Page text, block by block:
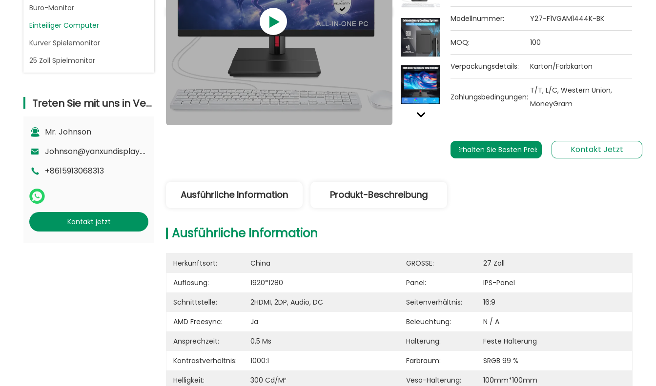
Büro-Monitor
Einteiliger Computer
Kurver Spielemonitor
25 Zoll Spielmonitor
Treten Sie mit uns in Verbindung
Mr. Johnson
Johnson@yanxundisplay.com
+8615913068313
Kontakt jetzt
Modellnummer: Y27-F1VGAM1444K-BK
MOQ: 100
Verpackungsdetails: Karton/Farbkarton
Zahlungsbedingungen:
T/T, L/C, Western Union,
MoneyGram
Erhalten Sie Besten Preis Kontakt Jetzt
Ausführliche Information Produkt-Beschreibung
Ausführliche Information
Herkunftsort: China GRÖSSE:
27 Zoll
Auflösung:
1920*1280 Panel:
IPS-Panel
Schnittstelle:
2HDMI, 2DP, Audio, DC Seitenverhältnis:
16:9
AMD Freesync:
Ja Beleuchtung:
N / A
Ansprechzeit:
0,5 Ms Halterung:
Feste Halterung
Kontrastverhältnis:
1000:1 Farbraum:
SRGB 99 %
Helligkeit:
300 Cd/m² Vesa-Halterung:
100mm*100mm